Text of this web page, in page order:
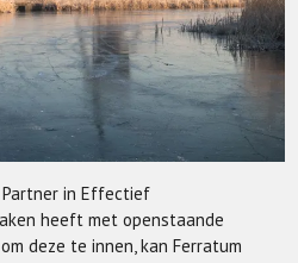
in Effectief
heeft met openstaande
deze te innen, kan Ferratum